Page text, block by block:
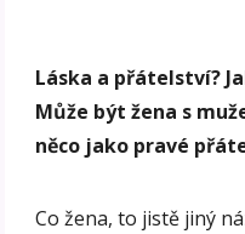
Láska a přátelství?
Může být žena s
něco jako pravé
Co žena, to jistě jiný